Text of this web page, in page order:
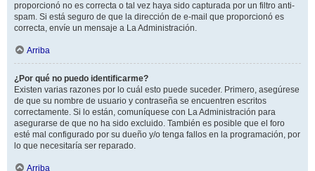
proporcionó no es correcta o tal vez haya sido capturada por un filtro anti-
spam. Si está seguro de que la dirección de e-mail que proporcionó es
correcta, envíe un mensaje a La Administración.
Arriba
¿Por qué no puedo identificarme?
Existen varias razones por lo cuál esto puede suceder. Primero, asegúrese
de que su nombre de usuario y contraseña se encuentren escritos
correctamente. Si lo están, comuníquese con La Administración para
asegurarse de que no ha sido excluido. También es posible que el foro
esté mal configurado por su dueño y/o tenga fallos en la programación, por
lo que necesitaría ser reparado.
Arriba